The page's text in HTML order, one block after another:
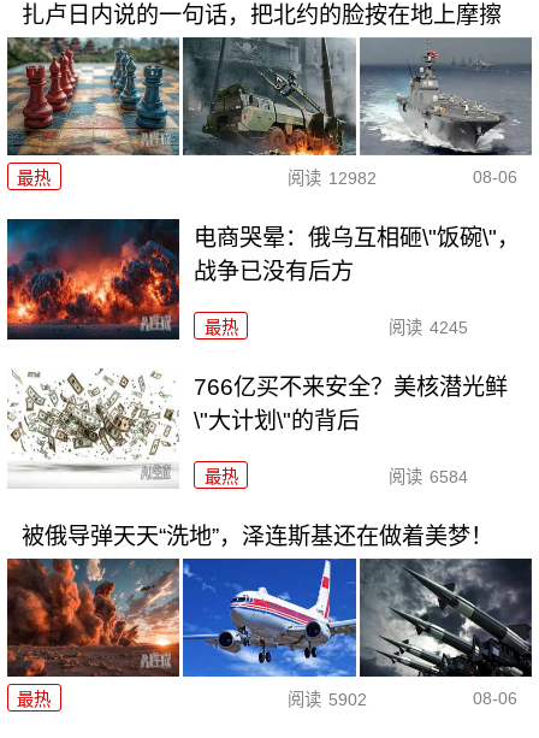
扎卢日内说的一句话，把北约的脸按在地上摩擦
最热 阅读 12982 08-06
电商哭晕：俄乌互相砸\"饭碗\"，
战争已没有后方
最热 阅读 4245
766亿买不来安全？美核潜光鲜
\"大计划\"的背后
最热 阅读 6584
被俄导弹天天“洗地”，泽连斯基还在做着美梦！
最热 阅读 5902 08-06